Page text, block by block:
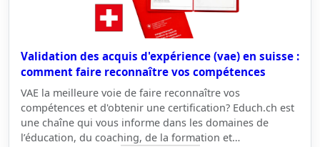
Validation des acquis d'expérience (vae) en suisse :
comment faire reconnaître vos compétences
VAE la meilleure voie de faire reconnaître vos
compétences et d'obtenir une certification? Educh.ch est
une chaîne qui vous informe dans les domaines de
l’éducation, du coaching, de la formation et…